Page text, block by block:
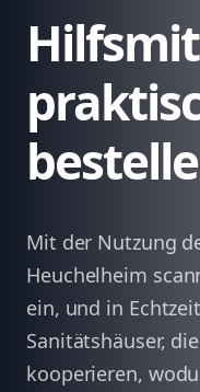
Mit der Nutzung
Heuchelheim
ein, und in
Sanitätshäuser,
kooperieren,